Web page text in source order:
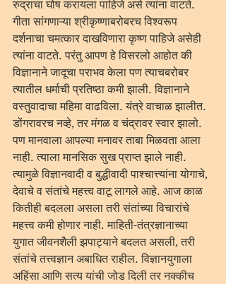
रुद्राचा घोष करायला पाहिजे असे त्यांना वाटते.
गीता सांगणाऱ्या श्रीकृष्णाबरोबरच विश्वरूप
दर्शनाचा चमत्कार दाखविणारा कृष्ण पाहिजे असेही
त्यांना वाटते. परंतु आपण हे विसरलो आहोत की
विज्ञानाने जादूचा पराभव केला पण त्याचबरोबर
त्यातील धर्माची प्रतिष्ठा कमी झाली. विज्ञानाने
वस्तुवादाचा महिमा वाढविला. यंत्रे वाचाळ झालीत.
डोंगरावरच नव्हे, तर मंगळ व चंद्रावर स्वार झालो.
पण मानवाला आपल्या मनावर ताबा मिळवता आला
नाही. त्याला मानसिक सुख प्राप्त झाले नाही.
त्यामुळे विज्ञानवादी व बुद्धीवादी पाश्चात्त्यांना योगाचे,
देवाचे व संतांचे महत्त्व वाटू लागले आहे. आज काळ
कितीही बदलला असला तरी संतांच्या विचारांचे
महत्त्व कमी होणार नाही. माहिती-तंत्रज्ञानाच्या
युगात जीवनशैली झपाट्याने बदलत असली, तरी
संतांचे तत्त्वज्ञान अबाधित राहील. विज्ञानयुगाला
अहिंसा आणि सत्य यांची जोड दिली तर नक्कीच